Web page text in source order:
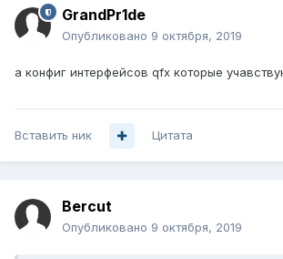
GrandPr1de
Опубликовано 9 октября, 2019
а конфиг интерфейсов qfx которые
Вставить ник Цитата
Bercut
Опубликовано 9 октября, 2019